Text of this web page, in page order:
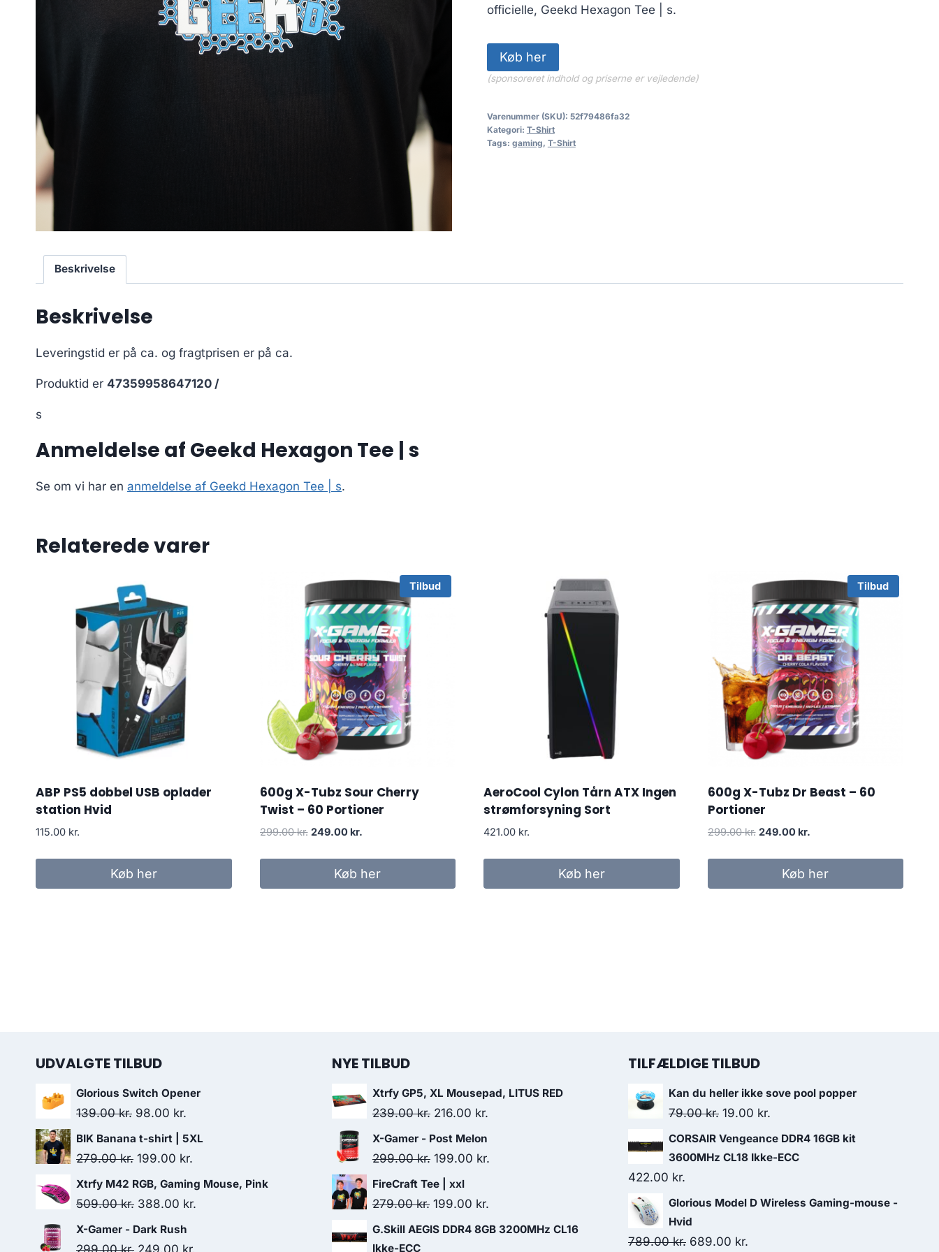
officielle, Geekd Hexagon Tee | s.
Køb her
(sponsoreret indhold og priserne er vejledende)
Varenummer (SKU): 52f79486fa32
Kategori: T-Shirt
Tags: gaming, T-Shirt
Beskrivelse
Beskrivelse
Leveringstid er på ca. og fragtprisen er på ca.
Produktid er 47359958647120 /
s
Anmeldelse af Geekd Hexagon Tee | s
Se om vi har en anmeldelse af Geekd Hexagon Tee | s.
Relaterede varer
ABP PS5 dobbel USB oplader
station Hvid
115.00 kr.
Køb her
Tilbud
600g X-Tubz Sour Cherry
Twist – 60 Portioner
299.00kr. Original
299.00 kr..
249.00 kr.Current
249.00 kr..
Køb her
AeroCool Cylon Tårn ATX Ingen
strømforsyning Sort
421.00 kr.
Køb her
Tilbud
600g X-Tubz Dr Beast – 60
Portioner
299.00kr. Original
299.00 kr..
249.00 kr.Current
249.00 kr..
Køb her
UDVALGTE TILBUD
Glorious Switch Opener
139.00kr. Original
price
was:
98.00 kr.
price
is:
BIK Banana t-shirt | 5XL
279.00kr. Original
price
was:
199.00 kr.
price
is:
Xtrfy M42 RGB, Gaming Mouse, Pink
509.00kr. Original
price
was:
388.00 kr.
X-Gamer - Dark Rush
299.00kr. Original
249.00 kr.
NYE TILBUD
Xtrfy GP5, XL Mousepad, LITUS RED
239.00kr. Original
price
was:
239.00 kr..
216.00 kr.
X-Gamer - Post Melon
299.00kr. Original
price
was:
199.00 kr.
FireCraft Tee | xxl
279.00kr. Original
price
199.00 kr.
price
G.Skill AEGIS DDR4 8GB 3200MHz CL16
Ikke-ECC
TILFÆLDIGE TILBUD
Kan du heller ikke sove pool popper
79.00kr. Original
price
was:
19.00 kr.
price
is:
CORSAIR Vengeance DDR4 16GB kit
3600MHz CL18 Ikke-ECC
422.00 kr.
Glorious Model D Wireless Gaming-mouse -
Hvid
789.00kr. Original
689.00 kr.